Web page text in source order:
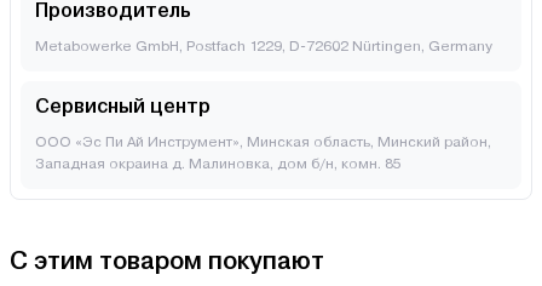
Производитель
Metabowerke GmbH, Postfach 1229, D-72602 Nürtingen, Germany
Сервисный центр
ООО «Эс Пи Ай Инструмент», Минская область, Минский район,
Западная окраина д. Малиновка, дом б/н, комн. 85
С этим товаром покупают